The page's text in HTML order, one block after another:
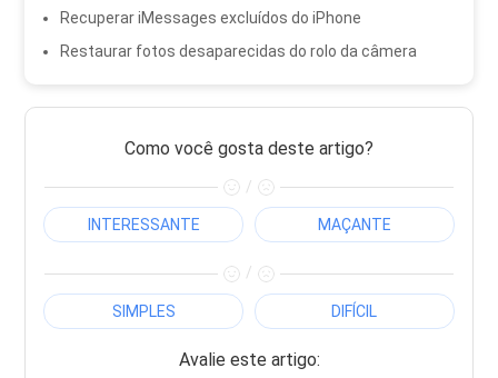
Recuperar iMessages excluídos do iPhone
Restaurar fotos desaparecidas do rolo da câmera
Como você gosta deste artigo?
/
INTERESSANTE MAÇANTE
/
SIMPLES DIFÍCIL
Avalie este artigo: